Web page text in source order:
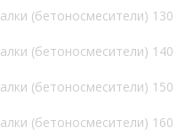
(бетоносмесители) 130
(бетоносмесители) 140
(бетоносмесители) 150
(бетоносмесители) 160